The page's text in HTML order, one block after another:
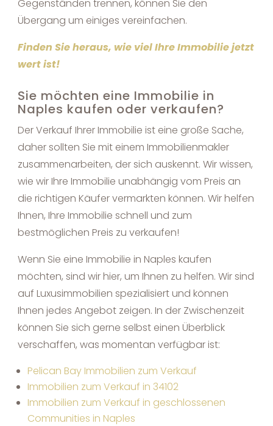
Gegenständen trennen, können Sie den
Übergang um einiges vereinfachen.
Finden Sie heraus, wie viel Ihre Immobilie jetzt
wert ist!
Sie möchten eine Immobilie in
Naples kaufen oder verkaufen?
Der Verkauf Ihrer Immobilie ist eine große Sache,
daher sollten Sie mit einem Immobilienmakler
zusammenarbeiten, der sich auskennt. Wir wissen,
wie wir Ihre Immobilie unabhängig vom Preis an
die richtigen Käufer vermarkten können. Wir helfen
Ihnen, Ihre Immobilie schnell und zum
bestmöglichen Preis zu verkaufen!
Wenn Sie eine Immobilie in Naples kaufen
möchten, sind wir hier, um Ihnen zu helfen. Wir sind
auf Luxusimmobilien spezialisiert und können
Ihnen jedes Angebot zeigen. In der Zwischenzeit
können Sie sich gerne selbst einen Überblick
verschaffen, was momentan verfügbar ist:
Pelican Bay Immobilien zum Verkauf
Immobilien zum Verkauf in 34102
Immobilien zum Verkauf in geschlossenen
Communities in Naples